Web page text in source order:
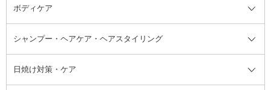
美容液
オールインワン化粧品 フェイスクリーム
フェイスオイル・バーム
BBクリーム
コンシーラー ファンデーション
フェイスパウダー
メイクアップ全て
まつげ美容液 つけまつげ
アイシャドウ
ボディケア
ボディケア全て
ボディソープ・ハンドソープ・石
けん
ボディケア
シャンプー・ヘアケア・ヘアスタイリング
シャンプー・ヘアケア・ヘアスタ
イリング全て
日焼け対策・ケア